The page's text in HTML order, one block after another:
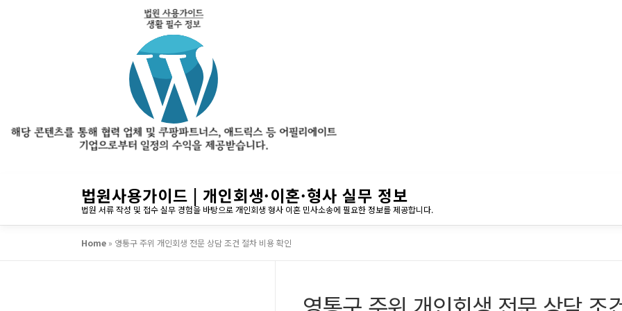
로
법원사용가이드 | 개인회생·이혼·형사 실무 정보
법원 서류 작성 및 접수 실무 경험을 바탕으로 개인회생 형사 이혼 민사소송에 필요한 정보를 제공합니다.
Home » 영통구 주위 개인회생 전문 상담 조건 절차 비용 확인